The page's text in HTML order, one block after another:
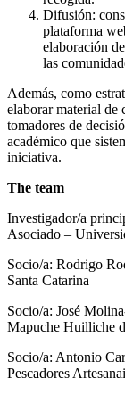
Difusión:
plataforma
elaboración
las
Además, como
elaborar material de
tomadores de
académico que
iniciativa.
The team
Investigador/a
Asociado –
Socio/a: Rodrigo
Santa Catarina
Socio/a: José
Mapuche Huilliche
Socio/a: Antonio
Pescadores